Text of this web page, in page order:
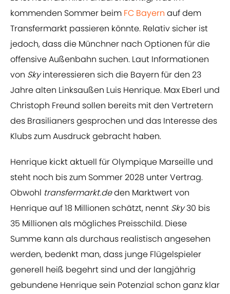
kommenden Sommer beim FC Bayern auf dem
Transfermarkt passieren könnte. Relativ sicher ist
jedoch, dass die Münchner nach Optionen für die
offensive Außenbahn suchen. Laut Informationen
von Skyinteressieren sich die Bayern für den 23
Jahre alten Linksaußen Luis Henrique. Max Eberl und
Christoph Freund sollen bereits mit den Vertretern
des Brasilianers gesprochen und das Interesse des
Klubs zum Ausdruck gebracht haben.
Henrique kickt aktuell für Olympique Marseille und
steht noch bis zum Sommer 2028 unter Vertrag.
Obwohl transfermarkt.deden Marktwert von
Henrique auf 18 Millionen schätzt, nennt Sky30 bis
35 Millionen als mögliches Preisschild. Diese
Summe kann als durchaus realistisch angesehen
werden, bedenkt man, dass junge Flügelspieler
generell heiß begehrt sind und der langjährig
gebundene Henrique sein Potenzial schon ganz klar